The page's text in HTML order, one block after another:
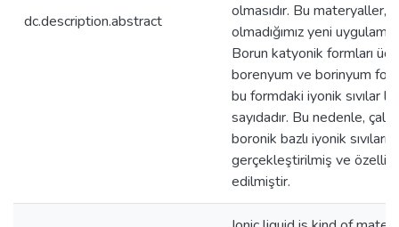
dc.description.abstract
olmasıdır. Bu materyaller,
olmadığımız yeni
Borun katyonik formları üç
borenyum ve borinyum
bu formdaki iyonik sıvılar
sayıdadır. Bu nedenle,
boronik bazlı iyonik
gerçekleştirilmiş ve
edilmiştir.